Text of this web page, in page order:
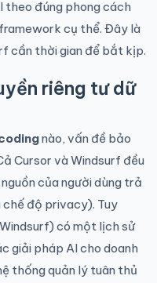
theo đúng phong cách
cụ thể. Đây là
cần thời gian để bắt kịp.
riêng tư dữ
nào, vấn đề bảo
Cursor và Windsurf đều
của người dùng trả
chế độ privacy). Tuy
có một lịch sử
giải pháp AI cho doanh
thống quản lý tuân thủ